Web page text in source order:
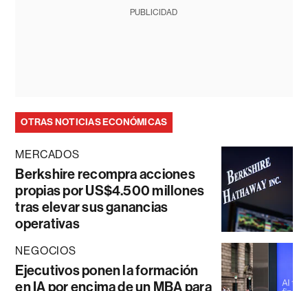
PUBLICIDAD
OTRAS NOTICIAS ECONÓMICAS
MERCADOS
Berkshire recompra acciones
propias por US$4.500 millones
tras elevar sus ganancias
operativas
NEGOCIOS
Ejecutivos ponen la formación
en IA por encima de un MBA para